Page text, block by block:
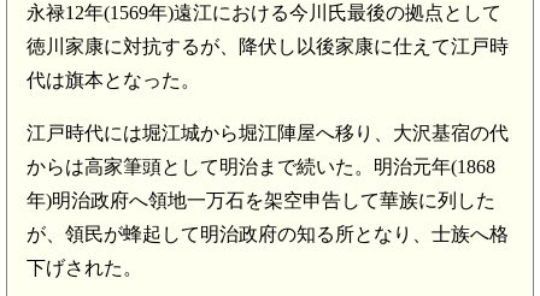
永禄12年(1569年)遠江における今川氏最後の拠点として
徳川家康に対抗するが、降伏し以後家康に仕えて江戸時
代は旗本となった。
江戸時代には堀江城から堀江陣屋へ移り、大沢基宿の代
からは高家筆頭として明治まで続いた。明治元年(1868
年)明治政府へ領地一万石を架空申告して華族に列した
が、領民が蜂起して明治政府の知る所となり、士族へ格
下げされた。